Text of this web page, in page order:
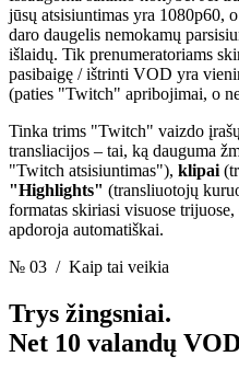
jūsų atsisiuntimas yra 1080p60,
daro daugelis nemokamų
išlaidų. Tik prenumeratoriams
pasibaigę / ištrinti VOD yra
(paties "Twitch" apribojimai, o
Tinka trims "Twitch" vaizdo
transliacijos – tai, ką dauguma
"Twitch atsisiuntimas"), klipai
"Highlights" (transliuotojų
formatas skiriasi visuose
apdoroja automatiškai.
№ 03 / Kaip tai veikia
Trys žingsniai.
Net 10 valandų